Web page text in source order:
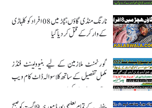
نارنگ منڈی گاؤں ہچڑ میں 08 افراد کو کلہاڑی
کے وار کر کے قتل کر دیا گیا
گورنمنٹ ملازمین کے لیے بنیوولینٹ فنڈز
مکمل تفصیل کے ساتھ کلاسوالہ ڈاٹ کام ویب
سائٹ پر ملاحضہ کریں